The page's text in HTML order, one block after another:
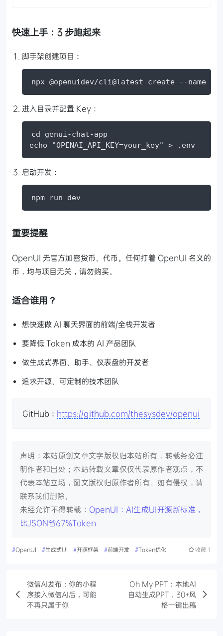
快速上手：3 步跑起来
脚手架创建项目：
npx @openuidev/cli@latest create --name
进入目录并配置 Key：
cd genui-chat-app
echo "OPENAI_API_KEY=your_key" > .env
启动开发：
npm run dev
重要提醒
OpenUI 无官方加密货币、代币。任何打着 OpenUI 名义的
币，均与项目无关，请勿购买。
适合谁用？
想快速做 AI 聊天界面的前端/全栈开发者
要降低 Token 成本的 AI 产品团队
做生成式界面、助手、仪表盘的开发者
追求开源、可定制的技术团队
GitHub： https://github.com/thesysdev/openui
声明：本站原创文章文字版权归本站所有，转载务必注
明作者和出处；本站转载文章仅仅代表原作者观点，不
代表本站立场，图文版权归原作者所有。如有侵权，请
联系我们删除。
未经允许不得转载： OpenUI：AI生成UI开源新标准，
比JSON省67%Token
#OpenUI #生成式UI #开源框架 #前端开发 #Token优化 收藏 1
微信AI发布：你的小程
序接入微信AI后，可能
不再只属于你
Oh My PPT：本地AI
自动生成PPT，30+风
格一键出稿